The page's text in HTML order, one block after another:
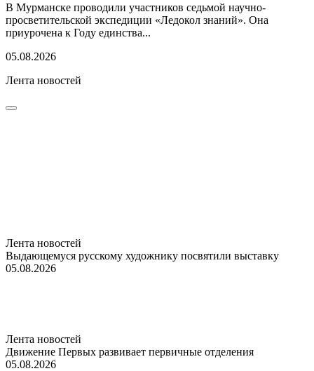
В Мурманске проводили участников седьмой научно-
просветительской экспедиции «Ледокол знаний». Она
приурочена к Году единства...
05.08.2026
Лента новостей
Лента новостей
Выдающемуся русскому художнику посвятили выставку
05.08.2026
Лента новостей
Движение Первых развивает первичные отделения
05.08.2026